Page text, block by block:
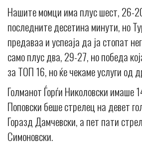
Нашите момци има плус шест, 26-
последните десетина минути, но
предаваа и успеаja да ја стопат
само плус два, 29-27, но победа
за ТОП 16, но ќе чекаме услуги од
Голманот Ѓорѓи Николовски имаше
Поповски беше стрелец на девет
Горазд Дамчевски, а пет пати
Симоновски.